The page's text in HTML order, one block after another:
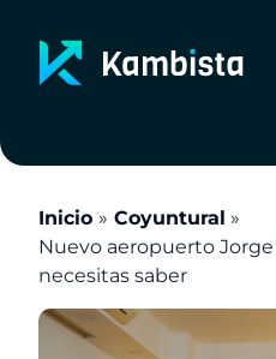
contenido
Inicio
Coyuntural
Nuevo aeropuerto Jorge
necesitas saber